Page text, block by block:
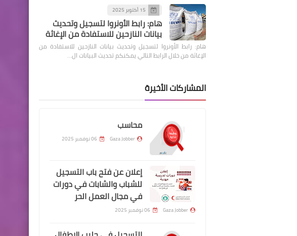
15 أكتوبر 2025
هام: رابط الأونروا لتسجيل وتحديث
بيانات النازحين للاستفادة من الإغاثة
هام: رابط الأونروا لتسجيل وتحديث بيانات النازحين للاستفادة من
الإغاثة من خلال الرابط التالي يمكنكم تحديث البيانات ال…
المشاركات الأخيرة
محاسب
Gaza Jobber 06 نوفمبر 2025
إعلان عن فتح باب التسجيل
للشباب والشابات في دورات
في مجال العمل الحر
Gaza Jobber 06 نوفمبر 2025